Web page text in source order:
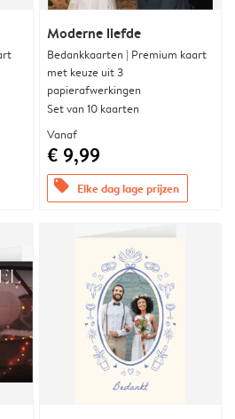
Moderne liefde
Bedankkaarten | Premium kaart
met keuze uit 3
papierafwerkingen
Set van 10 kaarten
Vanaf
€ 9,99
offers Elke dag lage prijzen